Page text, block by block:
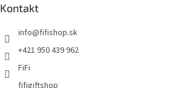
Kontakt
info@fifishop.sk
+421 950 439 962
FiFi
fifigiftshop